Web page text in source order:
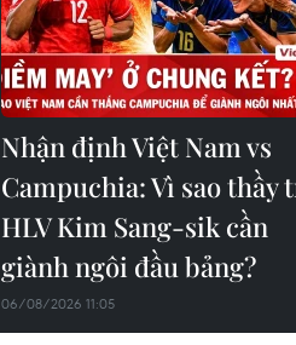
Nhận định Việt Nam vs
Campuchia: Vì sao thầy
HLV Kim Sang-sik cần
giành ngôi đầu bảng?
06/08/2026 11:05